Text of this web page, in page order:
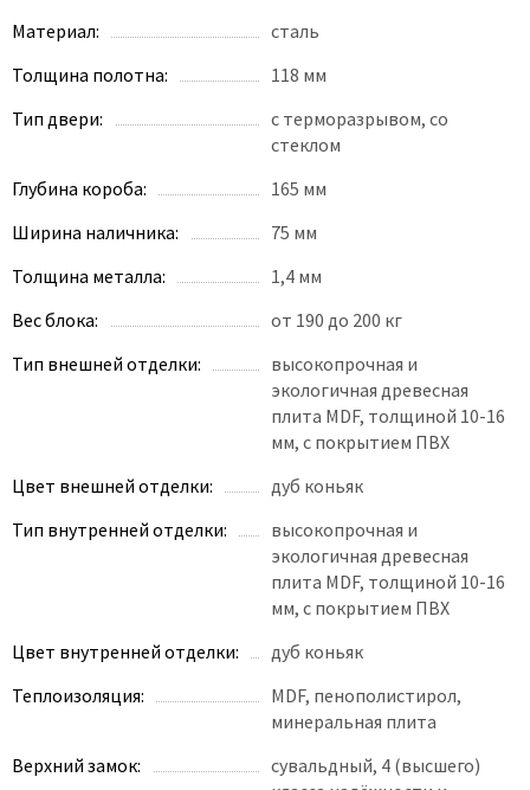
Материал:
сталь
Толщина полотна:
118 мм
Тип двери:
с терморазрывом, со
стеклом
Глубина короба:
165 мм
Ширина наличника:
75 мм
Толщина металла:
1,4 мм
Вес блока:
от 190 до 200 кг
Тип внешней отделки:
высокопрочная и
экологичная древесная
плита MDF, толщиной 10-16
мм, с покрытием ПВХ
Цвет внешней отделки:
дуб коньяк
Тип внутренней отделки:
высокопрочная и
экологичная древесная
плита MDF, толщиной 10-16
мм, с покрытием ПВХ
Цвет внутренней отделки:
дуб коньяк
Теплоизоляция:
MDF, пенополистирол,
минеральная плита
Верхний замок:
сувальдный, 4 (высшего)